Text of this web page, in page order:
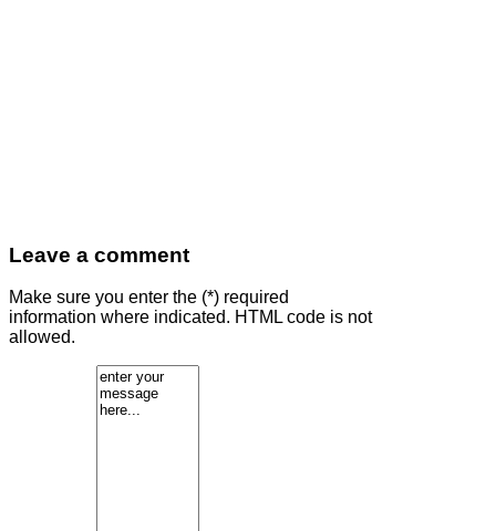
Leave a comment
Make sure you enter the (*) required
information where indicated. HTML code is not
allowed.